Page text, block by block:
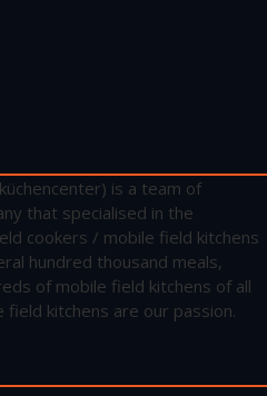
is a team of
that specialised in the
cookers / mobile field kitchens
hundred thousand meals,
of mobile field kitchens of all
field kitchens are our passion.